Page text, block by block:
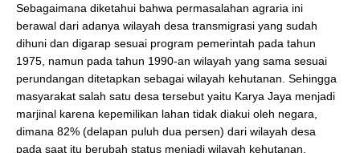
Sebagaimana diketahui bahwa permasalahan agraria ini
berawal dari adanya wilayah desa transmigrasi yang sudah
dihuni dan digarap sesuai program pemerintah pada tahun
1975, namun pada tahun 1990-an wilayah yang sama sesuai
perundangan ditetapkan sebagai wilayah kehutanan. Sehingga
masyarakat salah satu desa tersebut yaitu Karya Jaya menjadi
marjinal karena kepemilikan lahan tidak diakui oleh negara,
dimana 82% (delapan puluh dua persen) dari wilayah desa
pada saat itu berubah status menjadi wilayah kehutanan.